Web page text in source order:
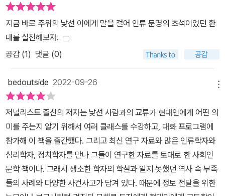
다. 반면 보노보는 침팬지와 유전자가 거의 동일하지만 낯선 무리와
어울리고, 심지어 처음 본 상대와 먹이를 나누기도 하며 사회적 유대
를 형성한다. 보노보는 세로토닌 수치가 낮고 뇌 부위에 회백질이 더
관이 있다. 개나 기니피그 같은 인간에게 길들여진 다른 동물과 달리
적응한 유인원이 바로 우리 인간이다. 저자는 자기길들이기 개념이야
말로 우리 인간이 어떻게 완전히 낯선 이들 사이에서 살 수 있는지를
이해하는 중요한 열쇠라고 말한다. 낯선 이와 잘 지내는 것이 인간의
타고난 능력이며, 낯선 이에게 말 걸기가 진화상 이점으로 작용했다
는 말이다. 사실 인간은 대단히 오랜 시간 동안 이동하고 광범위하게
뒤섞여왔다. 하버드대학의 유전학자 데이비드 라이시 말대로 “인간
무리는 죄다 교잡체”였다. 인류가 200만 년 동안 소규모 무리끼리 작
은 영역에 머물면서 낯선 이에게 빗장을 지르다가, 어떤 우연 또는 오
지금 바로 주위의 낯선 이에게 말을 걸어 인류 문명의 초석이었던 환
대를 실천해보자.
공감 (1) 댓글 (0)
bedoutside 2022-09-26
저널리스트 출신의 저자는 낯선 사람과의 교류가 현대인에게 어떤 의
미를 주는지 알기 위해서 여러 클래스를 수강하고, 대화 프로그램에
참가해 이 책을 출간했다. 그리고 최신 연구 자료와 많은 인류학자와
심리학자, 정치학자를 만나 그들이 연구한 자료를 토대로 한 사회인
문학 책이다. 그래서 생소한 학자의 학설과 알지 못했던 역사 속 부족
들의 사례와 다양한 사건사고가 담겨 있다. 때문에 정보 전달을 위한